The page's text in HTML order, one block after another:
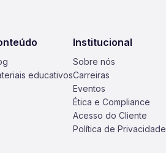
educativos
Institucional
Sobre nós
Carreiras
Eventos
Ética e Compliance
Acesso do Cliente
Política de Privacidade